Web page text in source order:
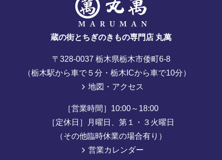
蔵の街とちぎのきもの専門店 丸萬
〒328-0037 栃木県栃木市倭町6-8
（栃木駅から車で５分・栃木ICから車で10分）
地図・アクセス
［営業時間］10:00～18:00
［定休日］月曜日、第１・３火曜日
（その他臨時休業の場合有り）
営業カレンダー